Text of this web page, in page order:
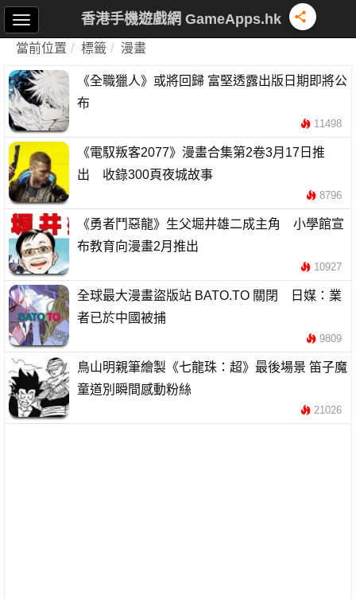
香港手機遊戲網 GameApps.hk
當前位置 標籤 漫畫
《全職獵人》或將回歸 富堅透露出版日期即將公
布
11498
《電馭叛客2077》漫畫合集第2卷3月17日推
出 收錄300頁夜城故事
8796
《勇者鬥惡龍》生父堀井雄二成主角 小學館宣
布教育向漫畫2月推出
10927
全球最大漫畫盜版站 BATO.TO 關閉 日媒：業
者已於中國被捕
9809
鳥山明親筆繪製《七龍珠：超》最後場景 笛子魔
童道別瞬間感動粉絲
21026